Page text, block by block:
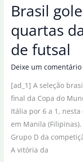
Mundial
handebol
feminino
Brasil
quartas
de futsal
Deixe um comentário
[ad_1] A seleção
final da Copa do
Itália por 6 a 1,
em Manila
Grupo D da
A vitória da